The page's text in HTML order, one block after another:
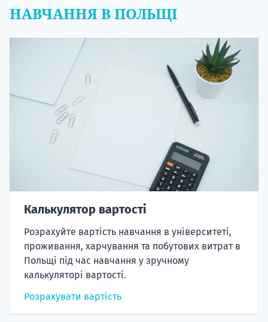
НАВЧАННЯ В ПОЛЬЩІ
Калькулятор вартості
Розрахуйте вартість навчання в університеті,
проживання, харчування та побутових витрат в
Польщі під час навчання у зручному
калькуляторі вартості.
Розрахувати вартість